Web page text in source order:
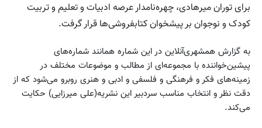
برای توران میرهادی، چهره‌نامدار عرصه ادبیات و تعلیم و تربیت
کودک و نوجوان بر پیشخوان کتابفروشی‌ها قرار گرفت.
به گزارش همشهری‌آنلاین در این شماره همانند شماره‌های
پیشین‌خواننده با مجموعه‌ای از مطالب و موضوعات مختلف در
زمینه‌های فکر و فرهنگی و فلسفی و ادبی و هنری روبرو می‌شود که از
دقت نظر و انتخاب مناسب سردبیر این نشریه(علی میرزایی‌) حکایت
می‌کند.